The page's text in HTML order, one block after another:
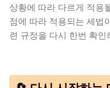
상황에 따라 다르게 적용
점에 따라 적용되는 세법
련 규정을 다시 한번 확